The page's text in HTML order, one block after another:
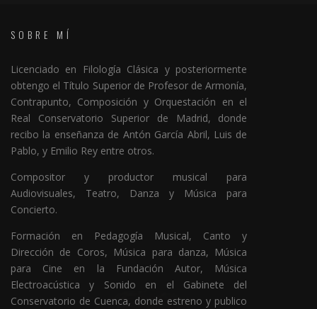
SOBRE MÍ
Licenciado en Filología Clásica y posteriormente
obtengo el Título Superior de Profesor de Armonía,
Contrapunto, Composición y Orquestación en el
Real Conservatorio Superior de Madrid, donde
recibo la enseñanza de Antón García Abril, Luis de
Pablo, y Emilio Rey entre otros.
Compositor y productor musical para
Audiovisuales, Teatro, Danza y Música para
Concierto.
Formación en Pedagogía Musical, Canto y
Dirección de Coros, Música para danza, Música
para Cine en la Fundación Autor, Música
Electroacústica y Sonido en el Gabinete del
Conservatorio de Cuenca, donde estreno y publico